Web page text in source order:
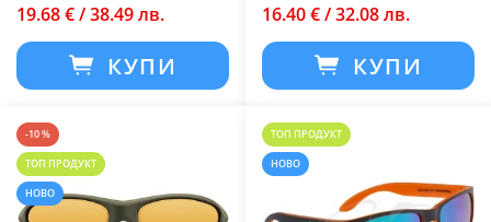
19.68 € / 38.49 лв.
КУПИ
16.40 € / 32.08 лв.
КУПИ
-10 %
ТОП ПРОДУКТ
НОВО
ТОП ПРОДУКТ
НОВО